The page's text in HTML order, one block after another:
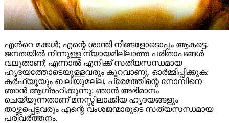
എൻറെ മക്കൾ; എന്റെ ശാന്തി നിങ്ങളോടൊപ്പം ആകട്ടെ.
ജനതയിൽ നിന്നുള്ള ന്യായമില്ലാത്ത പരിതാപങ്ങൾ
വലുതാണ്; എന്നാൽ എനിക്ക് സത്യസന്ധമായ
ഹൃദയത്തോടെയുള്ളവരും കുറവാണു. ഓർമ്മിപ്പിക്കുക:
കർഫ്യൂയും ബലിയുമല്ല, പ്രേമത്തിന്റെ നോമ്പിനെ
ഞാൻ ആഗ്രഹിക്കുന്നു; ഞാന്‍ അഭിമാനം
ചെയ്യുന്നതാണ് മനസ്സിലാക്കിയ ഹൃദയങ്ങളും
താഴ്ത്തപ്പെട്ടവരും എന്റെ വംശജന്മാരുടെ സത്യസന്ധമായ
പരിവർത്തനം.